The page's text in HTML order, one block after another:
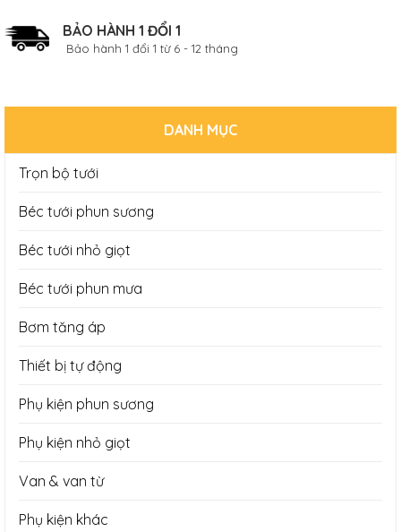
BẢO HÀNH 1 ĐỔI 1
Bảo hành 1 đổi 1 từ 6 - 12 tháng
DANH MỤC
Trọn bộ tưới
Béc tưới phun sương
Béc tưới nhỏ giọt
Béc tưới phun mưa
Bơm tăng áp
Thiết bị tự động
Phụ kiện phun sương
Phụ kiện nhỏ giọt
Van & van từ
Phụ kiện khác